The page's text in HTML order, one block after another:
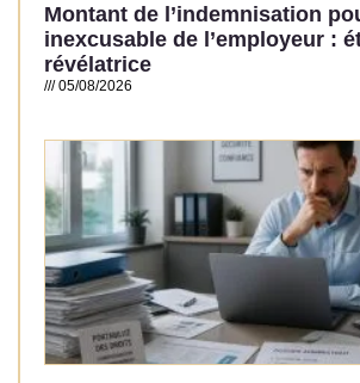
Montant de l’indemnisation
inexcusable de l’employeur :
révélatrice
05/08/2026